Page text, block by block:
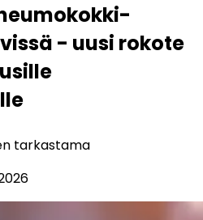
- uusi rokote
tarkastama